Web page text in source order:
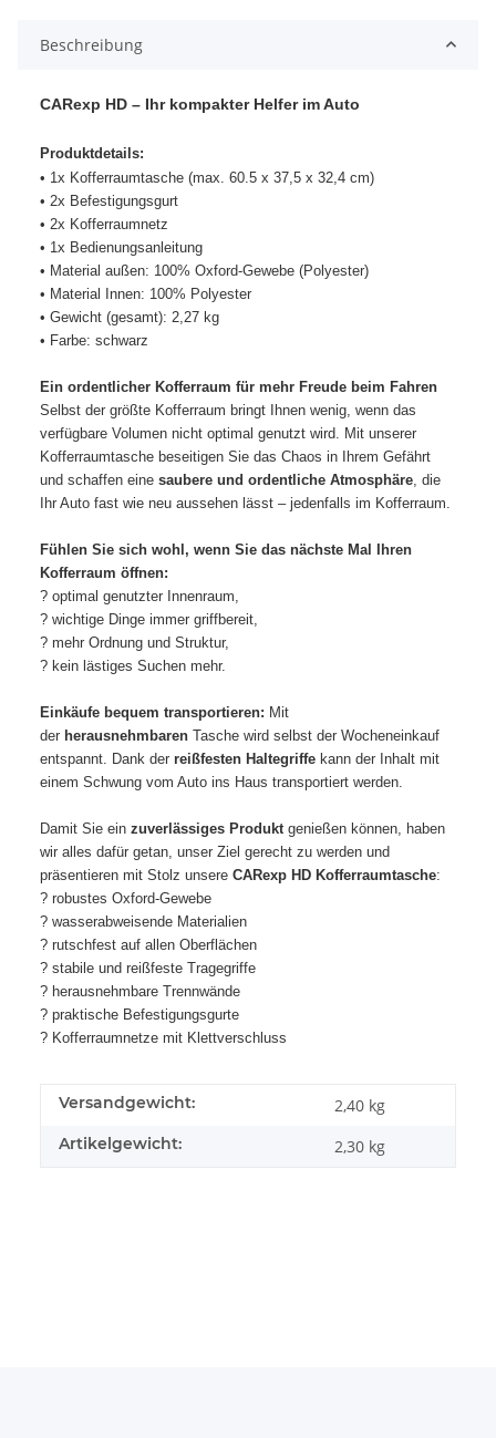
Beschreibung
CARexp HD – Ihr kompakter Helfer im Auto
Produktdetails:
• 1x Kofferraumtasche (max. 60.5 x 37,5 x 32,4 cm)
• 2x Befestigungsgurt
• 2x Kofferraumnetz
• 1x Bedienungsanleitung
• Material außen: 100% Oxford-Gewebe (Polyester)
• Material Innen: 100% Polyester
• Gewicht (gesamt): 2,27 kg
• Farbe: schwarz
Ein ordentlicher Kofferraum für mehr Freude beim Fahren
Selbst der größte Kofferraum bringt Ihnen wenig, wenn das
verfügbare Volumen nicht optimal genutzt wird. Mit unserer
Kofferraumtasche beseitigen Sie das Chaos in Ihrem Gefährt
und schaffen eine saubere und ordentliche Atmosphäre , die
Ihr Auto fast wie neu aussehen lässt – jedenfalls im Kofferraum.
Fühlen Sie sich wohl, wenn Sie das nächste Mal Ihren
Kofferraum öffnen:
? optimal genutzter Innenraum,
? wichtige Dinge immer griffbereit,
? mehr Ordnung und Struktur,
? kein lästiges Suchen mehr.
Einkäufe bequem transportieren: Mit
der herausnehmbaren Tasche wird selbst der Wocheneinkauf
entspannt. Dank der reißfesten Haltegriffe kann der Inhalt mit
einem Schwung vom Auto ins Haus transportiert werden.
Damit Sie ein zuverlässiges Produkt genießen können, haben
wir alles dafür getan, unser Ziel gerecht zu werden und
präsentieren mit Stolz unsere CARexp HD Kofferraumtasche:
? robustes Oxford-Gewebe
? wasserabweisende Materialien
? rutschfest auf allen Oberflächen
? stabile und reißfeste Tragegriffe
? herausnehmbare Trennwände
? praktische Befestigungsgurte
? Kofferraumnetze mit Klettverschluss
Versandgewicht: 2,40 kg
Artikelgewicht: 2,30 kg